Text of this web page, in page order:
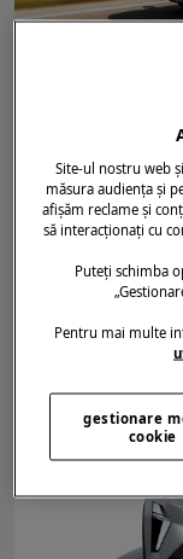
PREȚURI ÎN
160 CP.
Site-ul nostru web
măsura audiența și
afișăm reclame și
să interacționați cu
Puteți schimba
Pentru mai multe
gestionare
cookie